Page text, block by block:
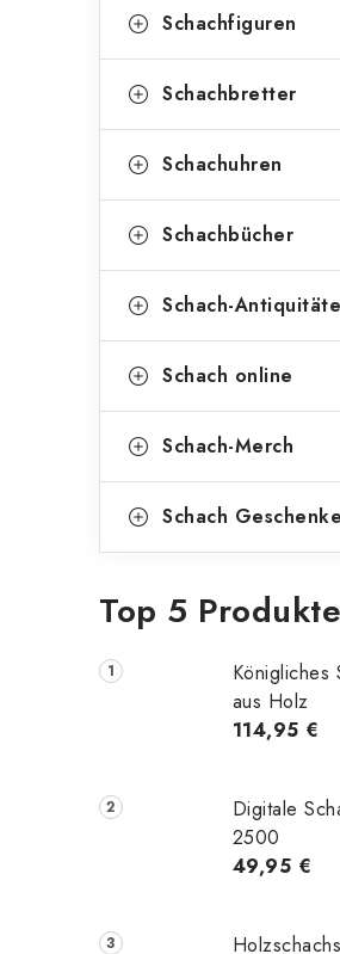
Schachfiguren
Schachbretter
Schachuhren
Schachbücher
Schach-
Schach online
Schach-Merch
Schach Geschenke
Top 5 Produkte
Königliches
aus Holz
114,95 €
Digitale
2500
49,95 €